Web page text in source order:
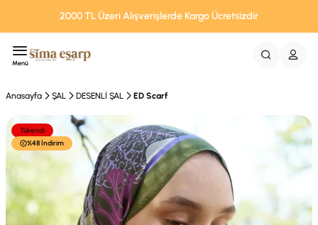
2000 TL Üzeri Alışverişlerde Kargo Ücretsizdir
Menü
Anasayfa ŞAL DESENLİ ŞAL ED Scarf
Tükendi
%48 İndirim